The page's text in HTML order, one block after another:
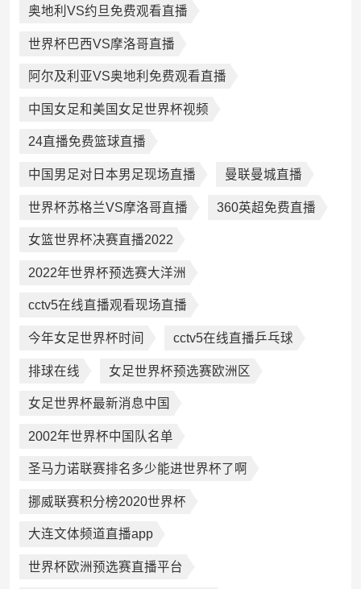
奥地利VS约旦免费观看直播
世界杯巴西VS摩洛哥直播
阿尔及利亚VS奥地利免费观看直播
中国女足和美国女足世界杯视频
24直播免费篮球直播
中国男足对日本男足现场直播 曼联曼城直播
世界杯苏格兰VS摩洛哥直播 360英超免费直播
女篮世界杯决赛直播2022
2022年世界杯预选赛大洋洲
cctv5在线直播观看现场直播
今年女足世界杯时间 cctv5在线直播乒乓球
排球在线 女足世界杯预选赛欧洲区
女足世界杯最新消息中国
2002年世界杯中国队名单
圣马力诺联赛排名多少能进世界杯了啊
挪威联赛积分榜2020世界杯
大连文体频道直播app
世界杯欧洲预选赛直播平台